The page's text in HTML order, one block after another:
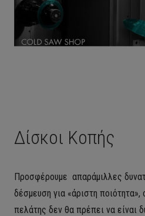
Δίσκοι Κοπής
Προσφέρουμε απαράμιλλες
δέσμευση για «άριστη ποιότητα»,
πελάτης δεν θα πρέπει να είναι